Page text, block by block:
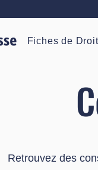
Fiches de Droit
Retrouvez des